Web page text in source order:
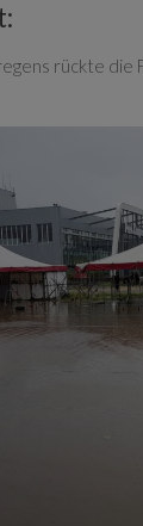
rückte die